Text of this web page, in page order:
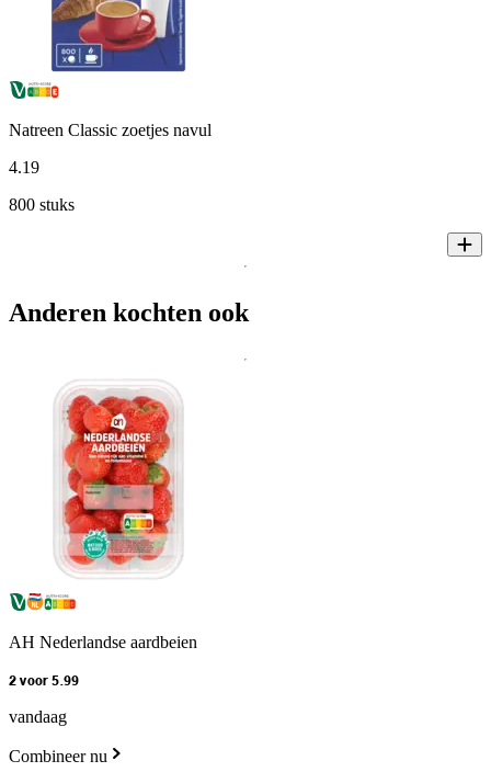
Natreen Classic zoetjes navul
4.19
800 stuks
Anderen kochten ook
AH Nederlandse aardbeien
2 voor 5.99
vandaag
Combineer nu